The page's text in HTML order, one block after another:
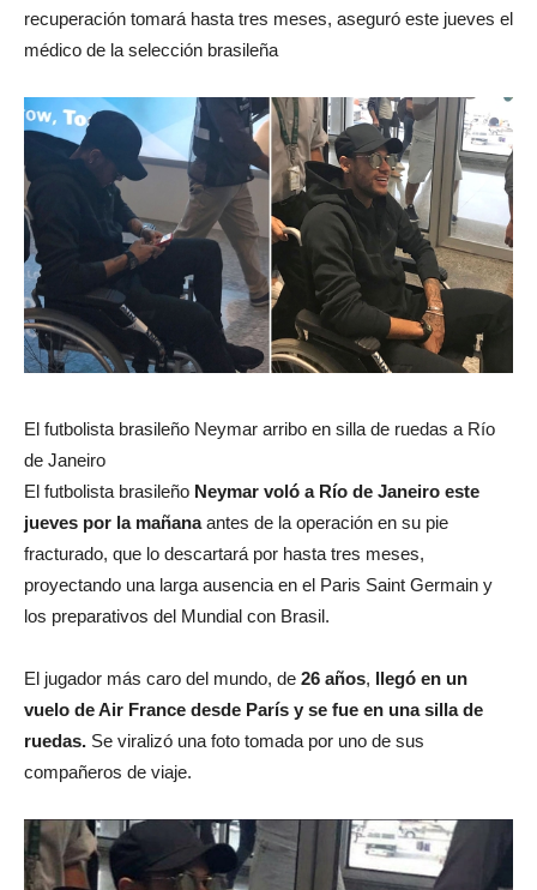
recuperación tomará hasta tres meses, aseguró este jueves el
médico de la selección brasileña
El futbolista brasileño Neymar arribo en silla de ruedas a Río
de Janeiro
El futbolista brasileño Neymar voló a Río de Janeiro este
jueves por la mañanaantes de la operación en su pie
fracturado, que lo descartará por hasta tres meses,
proyectando una larga ausencia en el Paris Saint Germain y
los preparativos del Mundial con Brasil.
El jugador más caro del mundo, de 26 años, llegó en un
vuelo de Air France desde París y se fue en una silla de
ruedas. Se viralizó una foto tomada por uno de sus
compañeros de viaje.